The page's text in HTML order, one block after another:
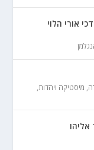
אורי הלוי
, מיסטיקה ויהדות,